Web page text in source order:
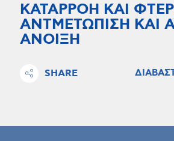
ΚΑΤΑΡΡΟΗ ΚΑΙ
ΑΝΤΜΕΤΩΠΙΣΗ ΚΑΙ
ΑΝΟΙΞΗ
SHARE